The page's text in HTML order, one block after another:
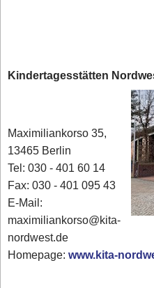
Kindertagesstätten
Maximiliankorso 35,
13465 Berlin
Tel: 030 - 401 60 14
Fax: 030 - 401 095 43
E-Mail:
maximiliankorso@kita-
nordwest.de
Homepage:www.kita-